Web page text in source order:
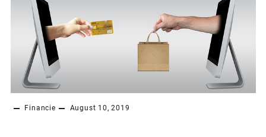
Financie August 10, 2019